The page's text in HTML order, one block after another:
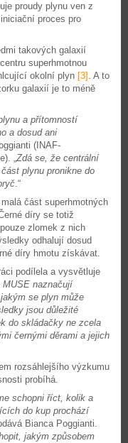
proudy plynu ven z
proces pro
takových galaxií
superhmotnou
okolní plyn [3] . A to
galaxií je to méně
a přítomností
a dosud ani
(INAF-
„Zdá se, že centrální
plynu pronikne do
.“
část superhmotných
díry se totiž
zlomek z nich
odhalují dosud
díry hmotu získávat.
podílela a vysvětluje
naznačují
se plyn může
jsou důležité
do skládačky ne zcela
černými děrami a jejich
rozsáhlejšího výzkumu
probíhá.
schopni říct, kolik a
do kup prochází
Bianca Poggianti.
jakým způsobem